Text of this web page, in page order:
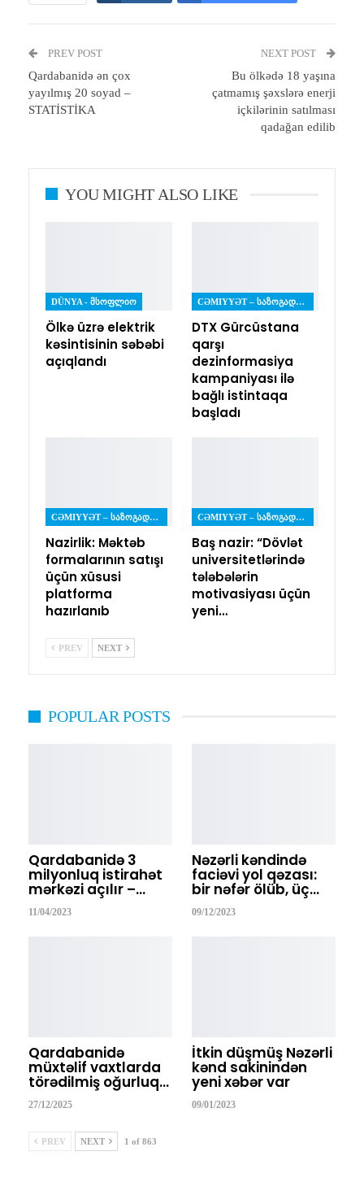
Email
PREV POST
Qardabanidə ən çox
yayılmış 20 soyad –
STATİSTİKA
NEXT POST
Bu ölkədə 18 yaşına
çatmamış şəxslərə enerji
içkilərinin satılması
qadağan edilib
YOU MIGHT ALSO LIKE
DÜNYA - ᲛᲡᲝᲤᲚᲘᲝ
Ölkə üzrə elektrik
kəsintisinin səbəbi
açıqlandı
CƏMIYYƏT – ᲡᲐᲖᲝᲒᲐᲓᲝᲔᲑᲐ
DTX Gürcüstana
qarşı
dezinformasiya
kampaniyası ilə
bağlı istintaqa
başladı
CƏMIYYƏT – ᲡᲐᲖᲝᲒᲐᲓᲝᲔᲑᲐ
Nazirlik: Məktəb
formalarının satışı
üçün xüsusi
platforma
hazırlanıb
CƏMIYYƏT – ᲡᲐᲖᲝᲒᲐᲓᲝᲔᲑᲐ
Baş nazir: “Dövlət
universitetlərində
tələbələrin
motivasiyası üçün
yeni…
PREV NEXT
POPULAR POSTS
Qardabanidə 3
milyonluq istirahət
mərkəzi açılır –…
11/04/2023
Nəzərli kəndində
faciəvi yol qəzası:
bir nəfər ölüb, üç…
09/12/2023
Qardabanidə
müxtəlif vaxtlarda
törədilmiş oğurluq…
27/12/2025
İtkin düşmüş Nəzərli
kənd sakinindən
yeni xəbər var
09/01/2023
PREV NEXT 1 of 863